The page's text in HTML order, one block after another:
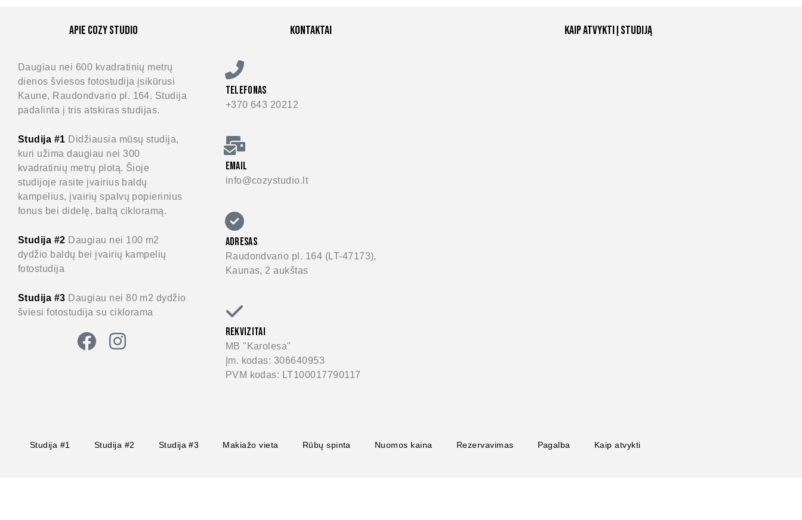
Apie Cozy Studio
Daugiau nei 600 kvadratinių metrų
dienos šviesos fotostudija įsikūrusi
Kaune, Raudondvario pl. 164. Studija
padalinta į tris atskiras studijas.
Studija #1 Didžiausia mūsų studija,
kuri užima daugiau nei 300
kvadratinių metrų plotą. Šioje
studijoje rasite įvairius baldų
kampelius, įvairių spalvų popierinius
fonus bei didelę, baltą cikloramą.
Studija #2 Daugiau nei 100 m2
dydžio baldų bei įvairių kampelių
fotostudija
Studija #3 Daugiau nei 80 m2 dydžio
šviesi fotostudija su ciklorama
Kontaktai
TELEFONAS
+370 643 20212
EMAIL
info@cozystudio.lt
ADRESAS
Raudondvario pl. 164 (LT-47173),
Kaunas, 2 aukštas
REKVIZITAI
MB "Karolesa"
Įm. kodas: 306640953
PVM kodas: LT100017790117
Kaip atvykti į studiją
Studija #1 Studija #2 Studija #3 Makiažo vieta Rūbų spinta Nuomos kaina Rezervavimas Pagalba Kaip atvykti